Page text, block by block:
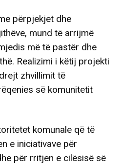
përpjekjet dhe
mund të arrijmë
më të pastër dhe
Realizimi i këtij projekti
zhvillimit të
së komunitetit
komunale që të
e iniciativave për
për rritjen e cilësisë së